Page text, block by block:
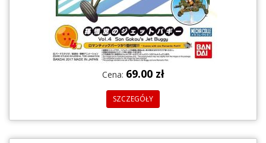
Cena: 69.00 zł
SZCZEGÓŁY